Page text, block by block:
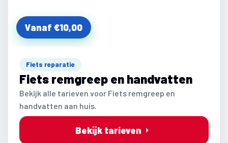
Vanaf €10,00
Fiets reparatie
Fiets remgreep en handvatten
Bekijk alle tarieven voor Fiets remgreep en
handvatten aan huis.
Bekijk tarieven